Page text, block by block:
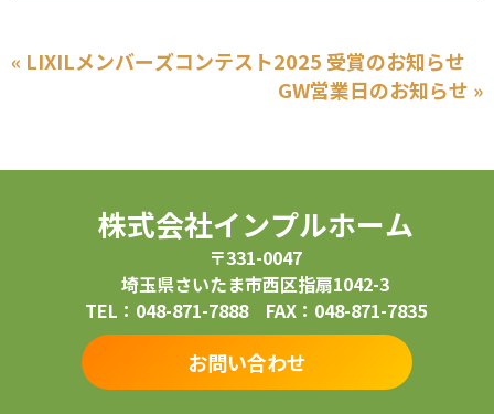
« LIXILメンバーズコンテスト2025 受賞のお知らせ
GW営業日のお知らせ »
株式会社インプルホーム
〒331-0047
埼玉県さいたま市西区指扇1042-3
TEL：048-871-7888 FAX：048-871-7835
お問い合わせ